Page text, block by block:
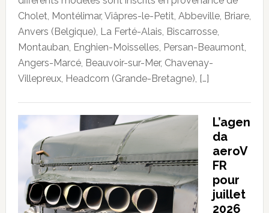
Cholet, Montélimar, Viâpres-le-Petit, Abbeville, Briare,
Anvers (Belgique), La Ferté-Alais, Biscarrosse,
Montauban, Enghien-Moisselles, Persan-Beaumont,
Angers-Marcé, Beauvoir-sur-Mer, Chavenay-
Villepreux, Headcorn (Grande-Bretagne), […]
L’agen
da
aeroV
FR
pour
juillet
2026